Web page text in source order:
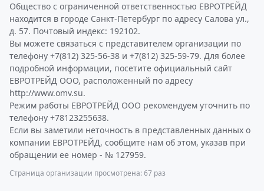
Общество с ограниченной ответственностью ЕВРОТРЕЙД
находится в городе Санкт-Петербург по адресу Салова ул.,
д. 57. Почтовый индекс: 192102.
Вы можете связаться с представителем организации по
телефону +7(812) 325-56-38 и +7(812) 325-59-79. Для более
подробной информации, посетите официальный сайт
ЕВРОТРЕЙД ООО, расположенный по адресу
http://www.omv.su.
Режим работы ЕВРОТРЕЙД ООО рекомендуем уточнить по
телефону +78123255638.
Если вы заметили неточность в представленных данных о
компании ЕВРОТРЕЙД, сообщите нам об этом, указав при
обращении ее номер - № 127959.
Страница организации просмотрена: 67 раз